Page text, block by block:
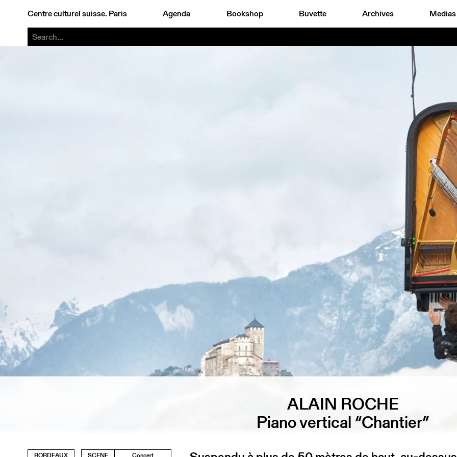
Centre culturel suisse. Paris Agenda Bookshop Buvette Archives Medias
ALAIN ROCHE
Piano vertical “Chantier”
BORDEAUX SCENE Concert